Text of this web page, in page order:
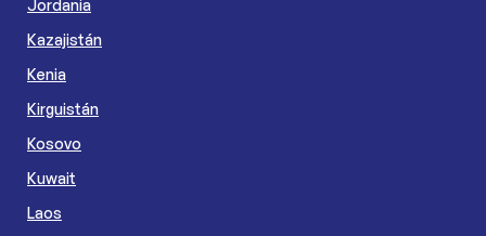
Jordania
Kazajistán
Kenia
Kirguistán
Kosovo
Kuwait
Laos